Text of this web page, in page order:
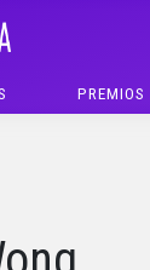
PREMIOS